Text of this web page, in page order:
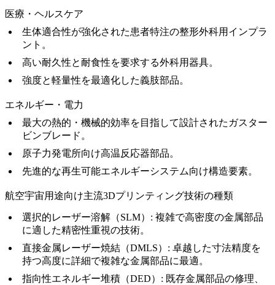
医療・ヘルスケア
生体適合性が強化された患者特注の整形外科用インプラ
ント。
高い耐久性と耐食性を要求する外科用器具。
強度と軽量性を最適化した義肢部品。
エネルギー・電力
最大の熱的・機械的効率を目指して設計されたガスター
ビンブレード。
原子力発電所向け高温反応器部品。
先進的な再生可能エネルギーシステム向け構造要素。
航空宇宙用途向け主流3Dプリンティング技術の種類
選択的レーザー溶解（SLM） : 複雑で高密度の金属部品
に適した精密性重視の技術。
直接金属レーザー焼結（DMLS） : 卓越した寸法精度を
持つ高度に詳細で複雑な金属部品に最適。
指向性エネルギー堆積（DED） : 既存金属部品の修理、